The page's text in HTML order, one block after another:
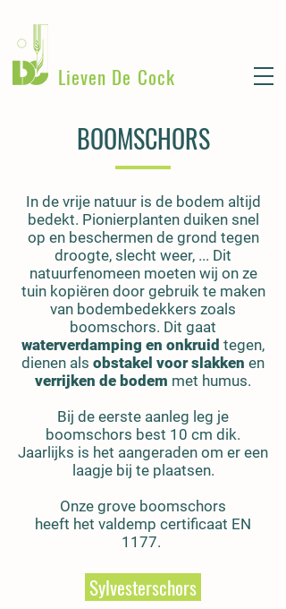
Lieven De Cock
BOOMSCHORS
In de vrije natuur is de bodem altijd
bedekt. Pionierplanten duiken snel
op en beschermen de grond tegen
droogte, slecht weer, ... Dit
natuurfenomeen moeten wij on ze
tuin kopiëren door gebruik te maken
van bodembedekkers zoals
boomschors. Dit gaat
waterverdamping en onkruid tegen,
dienen als obstakel voor slakken en
verrijken de bodem met humus.
Bij de eerste aanleg leg je
boomschors best 10 cm dik.
Jaarlijks is het aangeraden om er een
laagje bij te plaatsen.
Onze grove boomschors
heeft het valdemp certificaat EN
1177.
Sylvesterschors